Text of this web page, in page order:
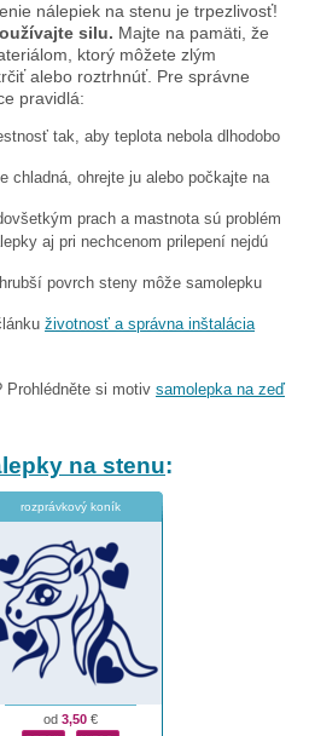
nálepiek na stenu je trpezlivosť!
silu. Majte na pamäti, že
ktorý môžete zlým
alebo roztrhnúť. Pre správne
pravidlá:
tak, aby teplota nebola dlhodobo
chladná, ohrejte ju alebo počkajte na
prach a mastnota sú problém
aj pri nechcenom prilepení nejdú
povrch steny môže samolepku
životnosť a správna inštalácia
Prohlédněte si motiv samolepka na zeď
na stenu:
rozprávkový koník
od 3,50 €